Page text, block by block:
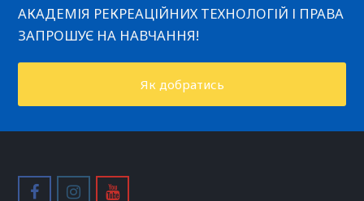
АКАДЕМІЯ РЕКРЕАЦІЙНИХ ТЕХНОЛОГІЙ І ПРАВА
ЗАПРОШУЄ НА НАВЧАННЯ!
Як добратись
facebookinstagram
youtube